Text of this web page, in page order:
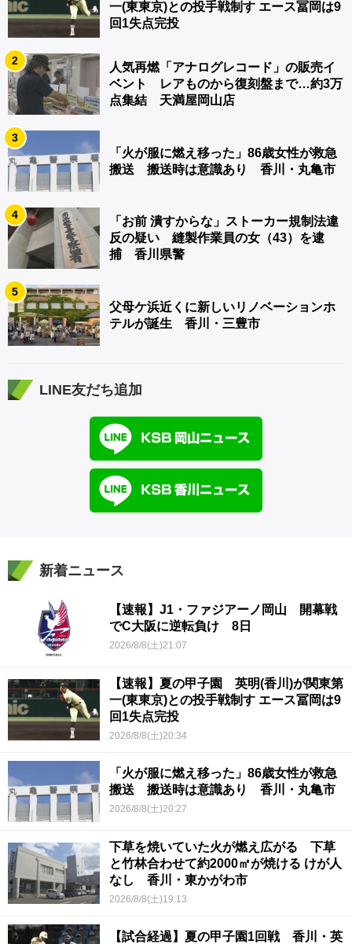
一(東東京)との投手戦制す エース冨岡は9
回1失点完投
2
人気再燃「アナログレコード」の販売イ
ベント レアものから復刻盤まで…約3万
点集結 天満屋岡山店
3
「火が服に燃え移った」86歳女性が救急
搬送 搬送時は意識あり 香川・丸亀市
4
「お前 潰すからな」ストーカー規制法違
反の疑い 縫製作業員の女（43）を逮
捕 香川県警
5
父母ケ浜近くに新しいリノベーションホ
テルが誕生 香川・三豊市
LINE友だち追加
新着ニュース
【速報】J1・ファジアーノ岡山 開幕戦
でC大阪に逆転負け 8日
2026/8/8(土)21:07
【速報】夏の甲子園 英明(香川)が関東第
一(東東京)との投手戦制す エース冨岡は9
回1失点完投
2026/8/8(土)20:34
「火が服に燃え移った」86歳女性が救急
搬送 搬送時は意識あり 香川・丸亀市
2026/8/8(土)20:27
下草を焼いていた火が燃え広がる 下草
と竹林合わせて約2000㎡が焼ける けが人
なし 香川・東かがわ市
2026/8/8(土)19:13
【試合経過】夏の甲子園1回戦 香川・英